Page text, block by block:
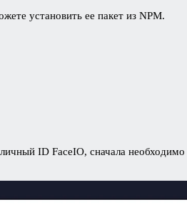
установить ее пакет из NPM.
ID FaceIO, сначала необходимо